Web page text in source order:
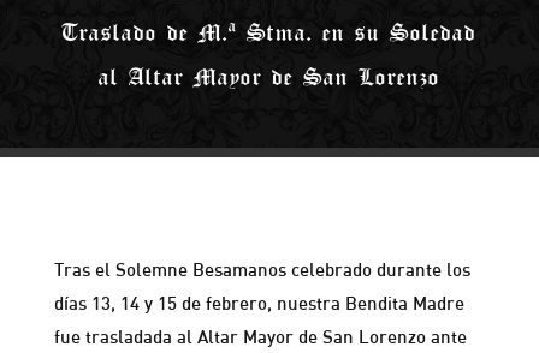
Traslado de M.ª Stma. en su Soledad
al Altar Mayor de San Lorenzo
Tras el Solemne Besamanos celebrado durante los
días 13, 14 y 15 de febrero, nuestra Bendita Madre
fue trasladada al Altar Mayor de San Lorenzo ante